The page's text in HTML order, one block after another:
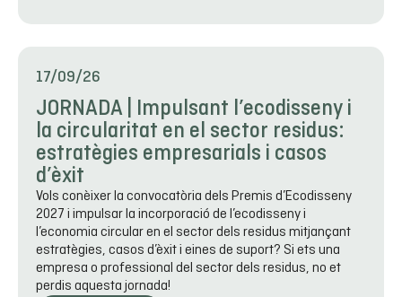
17/09/26
JORNADA | Impulsant l’ecodisseny i
la circularitat en el sector residus:
estratègies empresarials i casos
d’èxit
Vols conèixer la convocatòria dels Premis d’Ecodisseny
2027 i impulsar la incorporació de l’ecodisseny i
l’economia circular en el sector dels residus mitjançant
estratègies, casos d’èxit i eines de suport? Si ets una
empresa o professional del sector dels residus, no et
perdis aquesta jornada!